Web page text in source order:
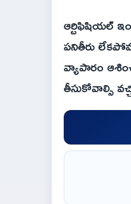
ఆర్టిఫిషియల్
పనితీరు
వ్యాపారం
తీసుకోవాల్సి